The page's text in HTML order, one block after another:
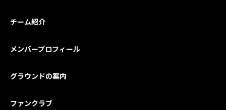
チーム紹介
メンバープロフィール
グラウンドの案内
ファンクラブ